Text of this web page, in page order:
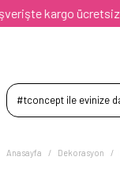
kargo ücretsiz
Anasayfa Dekorasyon